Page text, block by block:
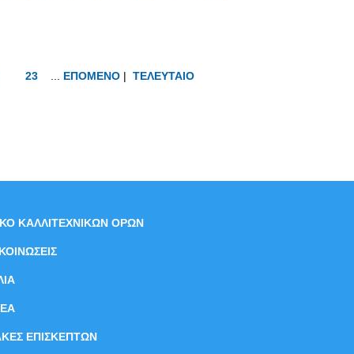
23 ΕΠΟΜΕΝΟ | ΤΕΛΕΥΤΑΙΟ
ΚΑΛΛΙΤΕΧΝΙΚΩΝ ΟΡΩΝ
ΕΠΙΣΚΕΠΤΩΝ